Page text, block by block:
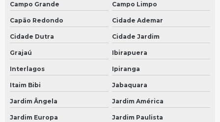
Bomba arla
Conserto de tacografo em São Bernardo do Campo
Conserto de tacografo em São Paulo
Bomba arla mercedes
Conserto de velocimetro do carro em São Bernardo do Campo
Conserto de velocimetro do carro em São Paulo
Campo Grande Campo Limpo
Capão Redondo Cidade Ademar
Cidade Dutra Cidade Jardim
Grajaú Ibirapuera
Interlagos Ipiranga
Itaim Bibi Jabaquara
Jardim Ângela Jardim América
Jardim Europa Jardim Paulista